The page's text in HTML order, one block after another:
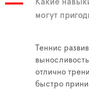
Какие
могут
Теннис
отлично
быстро